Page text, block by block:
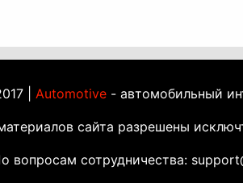
| Automotive- автомобильный
сайта разрешены
вопросам сотрудничества: